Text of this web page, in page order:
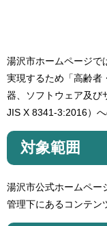
湯沢市ホームページで
実現するため「高齢者
器、ソフトウェア及び
JIS X 8341-3:2016）
対象範囲
湯沢市公式ホームペー
管理下にあるコンテン